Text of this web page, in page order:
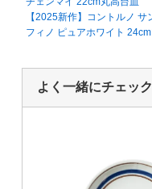
【2025新作】コントルノ
フィノ ピュアホワイト 24cm
よく一緒にチェッ